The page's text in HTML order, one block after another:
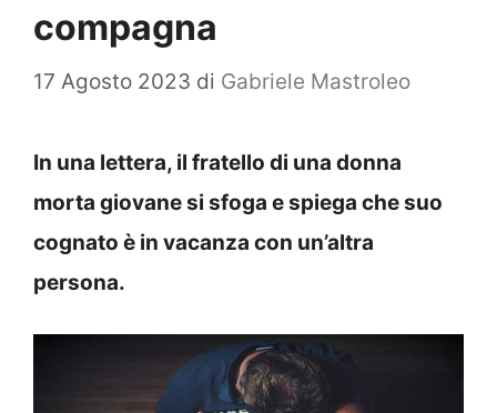
compagna
17 Agosto 2023 di Gabriele Mastroleo
In una lettera, il fratello di una donna
morta giovane si sfoga e spiega che suo
cognato è in vacanza con un’altra
persona.